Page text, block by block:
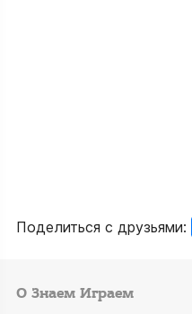
Поделиться с друзьями:
О Знаем Играем